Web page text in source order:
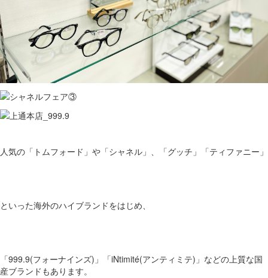
人気の「トムフォード」や「シャネル」、「グッチ」「ティファニー」
といった海外のハイブランドをはじめ、
「999.9(フォーナインズ)」「iNtimité(アンティミテ)」などの上質な国
産ブランドもあります。